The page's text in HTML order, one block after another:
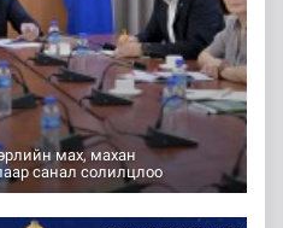
мах, махан
санал солилцлоо